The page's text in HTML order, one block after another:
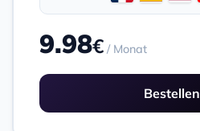
9.98€ / Monat
Bestellen